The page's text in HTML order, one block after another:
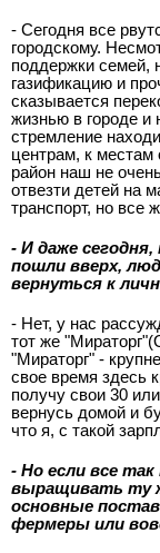
- Сегодня все
городскому.
поддержки семей,
газификацию и
сказывается
жизнью в городе
стремление
центрам, к местам
район наш не
отвезти детей на
транспорт, но все
- И даже
пошли вверх,
вернуться к
- Нет, у нас
тот же
"Мираторг" -
свое время здесь
получу свои 30
вернусь домой и
что я, с такой
- Но если все
выращивать ту
основные
фермеры или